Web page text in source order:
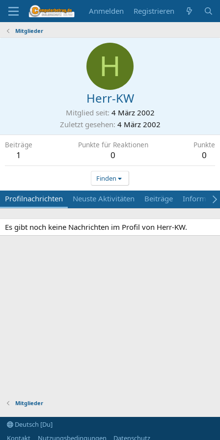
Anmelden Registrieren
Mitglieder
H
Herr-KW
Mitglied seit 4 März 2002
Zuletzt gesehen 4 März 2002
Beiträge
1
Punkte für Reaktionen
0
Punkte
0
Finden
Profilnachrichten Neuste Aktivitäten Beiträge
Es gibt noch keine Nachrichten im Profil von Herr-KW.
Mitglieder
Deutsch [Du]
Kontakt
Nutzungsbedingungen Datenschutz